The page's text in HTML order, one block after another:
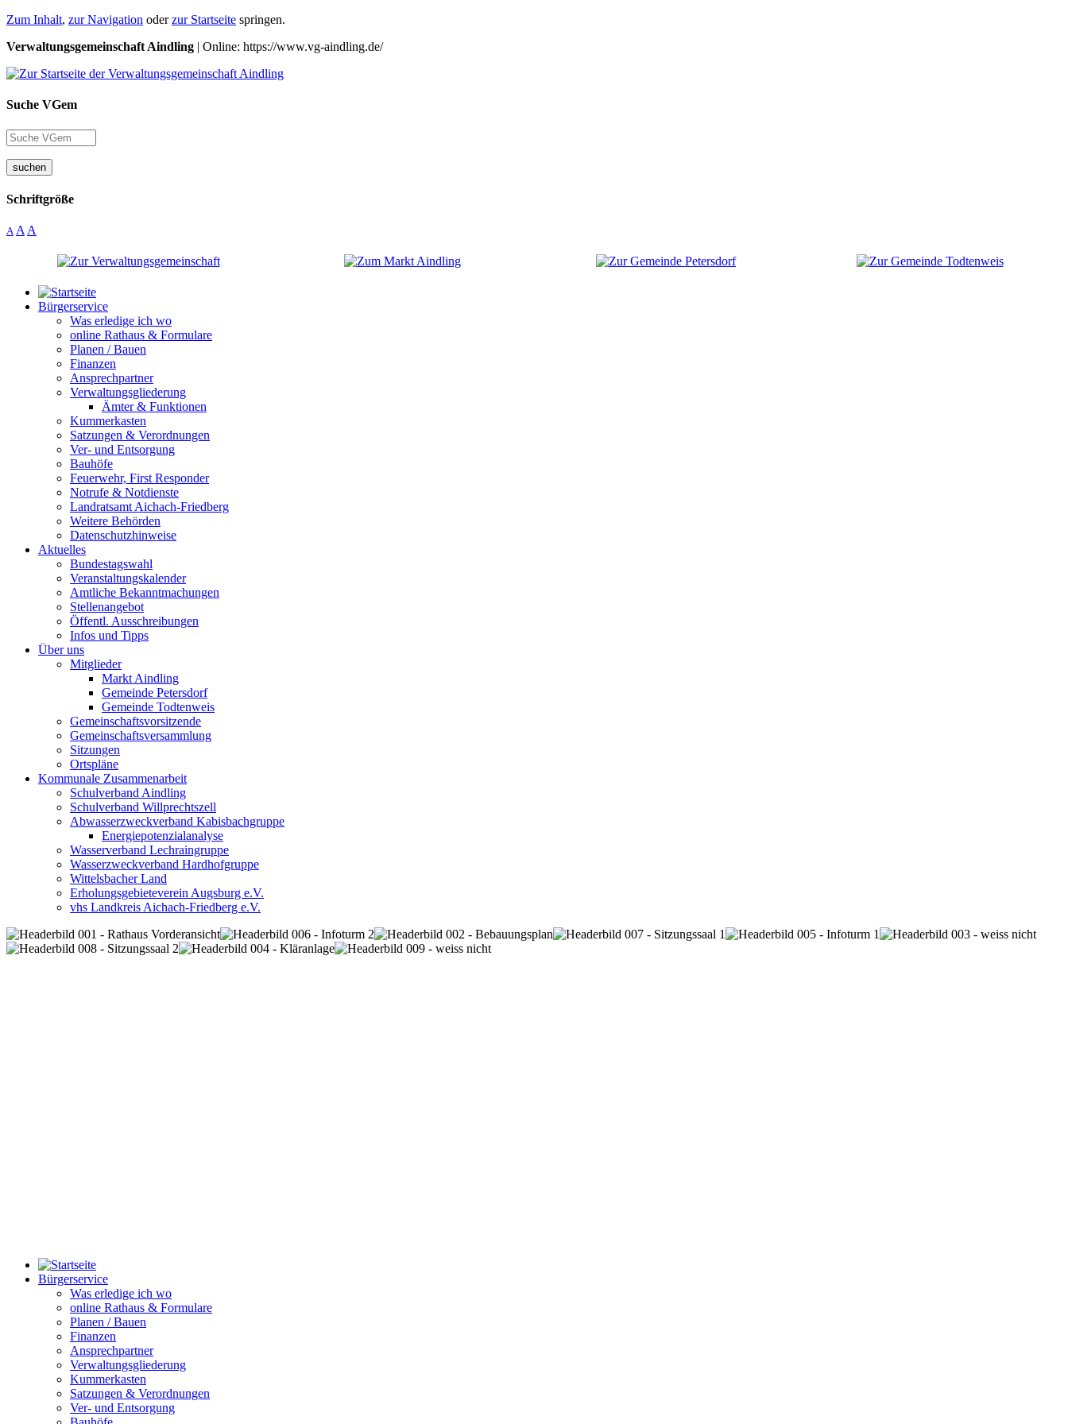
Zum Inhalt, zur Navigation oderzur Startseite springen.
Verwaltungsgemeinschaft Aindling | Online: https://www.vg-aindling.de/
Suche VGem
suchen
Schriftgröße
A A A
Bürgerservice
Was erledige ich wo
online Rathaus & Formulare
Planen / Bauen
Finanzen
Ansprechpartner
Verwaltungsgliederung
Ämter & Funktionen
Kummerkasten
Satzungen & Verordnungen
Ver- und Entsorgung
Bauhöfe
Feuerwehr, First Responder
Notrufe & Notdienste
Landratsamt Aichach-Friedberg
Weitere Behörden
Datenschutzhinweise
Aktuelles
Bundestagswahl
Veranstaltungskalender
Amtliche Bekanntmachungen
Stellenangebot
Öffentl. Ausschreibungen
Infos und Tipps
Über uns
Mitglieder
Markt Aindling
Gemeinde Petersdorf
Gemeinde Todtenweis
Gemeinschaftsvorsitzende
Gemeinschaftsversammlung
Sitzungen
Ortspläne
Kommunale Zusammenarbeit
Schulverband Aindling
Schulverband Willprechtszell
Abwasserzweckverband Kabisbachgruppe
Energiepotenzialanalyse
Wasserverband Lechraingruppe
Wasserzweckverband Hardhofgruppe
Wittelsbacher Land
Erholungsgebieteverein Augsburg e.V.
vhs Landkreis Aichach-Friedberg e.V.
Bürgerservice
Was erledige ich wo
online Rathaus & Formulare
Planen / Bauen
Finanzen
Ansprechpartner
Verwaltungsgliederung
Kummerkasten
Satzungen & Verordnungen
Ver- und Entsorgung